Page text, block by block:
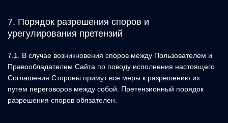
7. Порядок разрешения споров и
урегулирования претензий
7.1. В случае возникновения споров между Пользователем и
Правообладателем Сайта по поводу исполнения настоящего
Соглашения Стороны примут все меры к разрешению их
путем переговоров между собой. Претензионный порядок
разрешения споров обязателен.